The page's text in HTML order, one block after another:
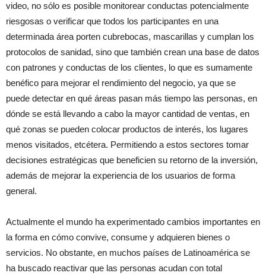
video, no sólo es posible monitorear conductas potencialmente
riesgosas o verificar que todos los participantes en una
determinada área porten cubrebocas, mascarillas y cumplan los
protocolos de sanidad, sino que también crean una base de datos
con patrones y conductas de los clientes, lo que es sumamente
benéfico para mejorar el rendimiento del negocio, ya que se
puede detectar en qué áreas pasan más tiempo las personas, en
dónde se está llevando a cabo la mayor cantidad de ventas, en
qué zonas se pueden colocar productos de interés, los lugares
menos visitados, etcétera. Permitiendo a estos sectores tomar
decisiones estratégicas que beneficien su retorno de la inversión,
además de mejorar la experiencia de los usuarios de forma
general.
Actualmente el mundo ha experimentado cambios importantes en
la forma en cómo convive, consume y adquieren bienes o
servicios. No obstante, en muchos países de Latinoamérica se
ha buscado reactivar que las personas acudan con total